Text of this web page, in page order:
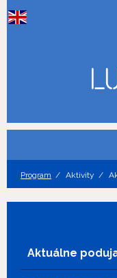
Program Aktivity
Aktuálne